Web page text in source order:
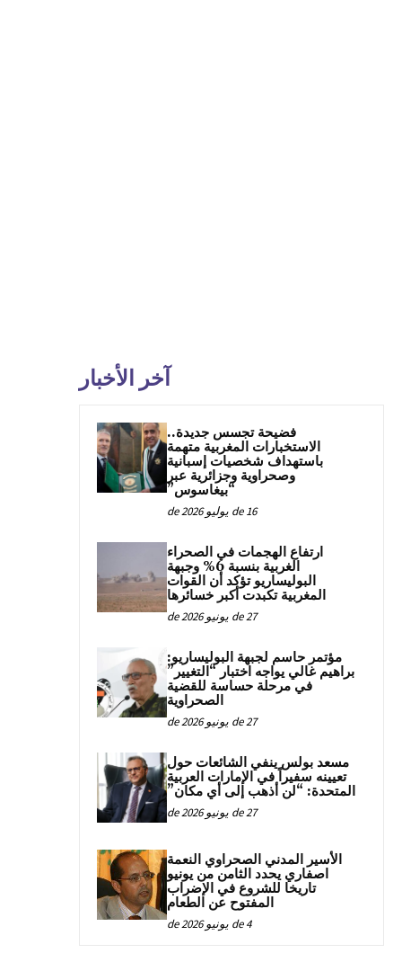
آخر الأخبار
فضيحة تجسس جديدة..
الاستخبارات المغربية متهمة
باستهداف شخصيات إسبانية
وصحراوية وجزائرية عبر
“بيغاسوس”
16 de يوليو de 2026
ارتفاع الهجمات في الصحراء
الغربية بنسبة 6% وجبهة
البوليساريو تؤكد أن القوات
المغربية تكبدت أكبر خسائرها
27 de يونيو de 2026
مؤتمر حاسم لجبهة البوليساريو:
براهيم غالي يواجه اختبار “التغيير”
في مرحلة حساسة للقضية
الصحراوية
27 de يونيو de 2026
مسعد بولس ينفي الشائعات حول
تعيينه سفيراً في الإمارات العربية
المتحدة: “لن أذهب إلى أي مكان”
27 de يونيو de 2026
الأسير المدني الصحراوي النعمة
اصفاري يحدد الثامن من يونيو
تاريخا للشروع في الإضراب
المفتوح عن الطعام
4 de يونيو de 2026